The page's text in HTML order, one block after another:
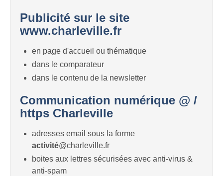
Publicité sur le site
www.charleville.fr
en page d'accueil ou thématique
dans le comparateur
dans le contenu de la newsletter
Communication numérique @ /
https Charleville
adresses email sous la forme
activité@charleville.fr
boites aux lettres sécurisées avec anti-virus &
anti-spam